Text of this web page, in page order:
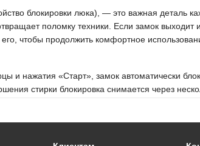
блокировки люка), — это важная деталь
поломку техники. Если замок выходит
чтобы продолжить комфортное
и нажатия «Старт», замок автоматически
стирки блокировка снимается через